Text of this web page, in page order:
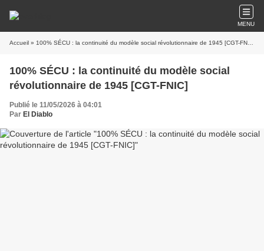
MENU
Accueil » 100% SÉCU : la continuité du modèle social révolutionnaire de 1945 [CGT-FNIC]
100% SÉCU : la continuité du modèle social
révolutionnaire de 1945 [CGT-FNIC]
Publié le 11/05/2026 à 04:01
Par El Diablo